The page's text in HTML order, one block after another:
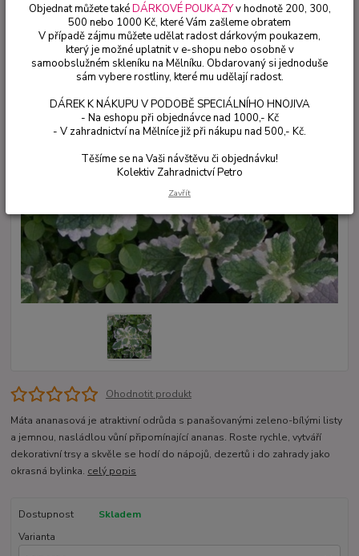
Ohodnotit produkt
Máta ananasová je atraktivní odrůda s panašovanými zeleno-bílými listy
a jemnou, nasládlou vůní připomínající ananas. Roste rychle, vytváří
dekorativní trsy a skvěle se hodí do nápojů, dezertů i do zahrady jako
okrasná bylinka. celý popis
Dostupnost
Skladem
Varianta
Objednat můžete takéDÁRKOVÉ POUKAZYv hodnotě 200, 300,
500 nebo 1000 Kč, které Vám zašleme obratem
V případě zájmu můžete udělat radost dárkovým poukazem,
který je možné uplatnit v e-shopu nebo osobně v
samoobslužném skleníku na Mělníku. Obdarovaný si jednoduše
sám vybere rostliny, které mu udělají radost.
DÁREK K NÁKUPU V PODOBĚ SPECIÁLNÍHO HNOJIVA
- Na eshopu při objednávce nad 1000,- Kč
- V zahradnictví na Mělníce již při nákupu nad 500,- Kč.
Těšíme se na Vaši návštěvu či objednávku!
Kolektiv Zahradnictví Petro
Zavřít